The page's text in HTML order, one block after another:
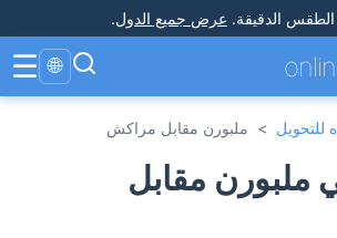
الدقيقة. عرض جميع الدول.
🌐
☰
للتحويل > ملبورن مقابل مراكش
مقابل